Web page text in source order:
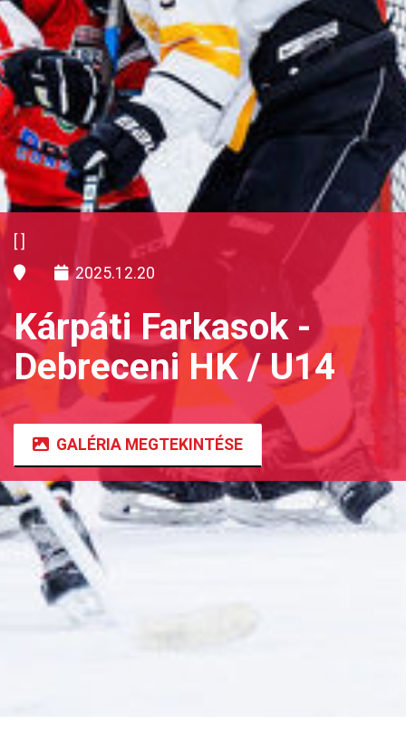
[]
2025.12.20
Kárpáti Farkasok -
Debreceni HK / U14
GALÉRIA MEGTEKINTÉSE